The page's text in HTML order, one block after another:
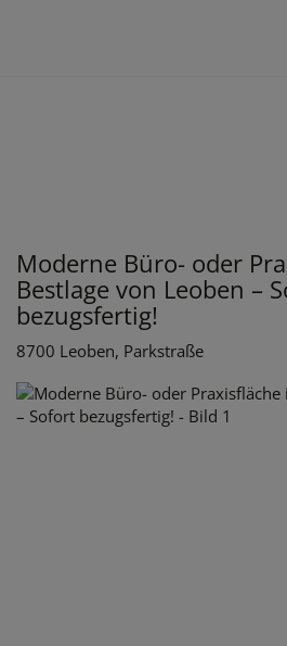
Moderne Büro- oder
Bestlage von Leoben –
bezugsfertig!
8700 Leoben, Parkstraße